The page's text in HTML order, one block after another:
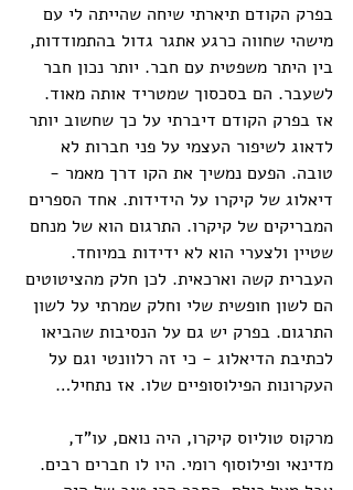
בפרק הקודם תיארתי שיחה שהייתה לי עם
מישהי שחווה כרגע אתגר גדול בהתמודדות,
בין היתר משפטית עם חבר. יותר נכון חבר
לשעבר. הם בסכסוך שמטריד אותה מאוד.
אז בפרק הקודם דיברתי על כך שחשוב יותר
לדאוג לשיפור העצמי על פני חברות לא
טובה. הפעם נמשיך את הקו דרך מאמר -
דיאלוג של קיקרו על הידידות. אחד הספרים
המבריקים של קיקרו. התרגום הוא של מנחם
שטיין ולצערי הוא לא ידידות במיוחד.
העברית קשה וארכאית. לכן חלק מהציטוטים
הם לשון חופשית שלי וחלק שמרתי על לשון
התרגום. בפרק יש גם על הנסיבות שהביאו
לכתיבת הדיאלוג - כי זה רלוונטי וגם על
העקרונות הפילוסופיים שלו. אז נתחיל…
מרקוס טוליוס קיקרו, היה נואם, עו"ד,
מדינאי ופילוסוף רומי. היו לו חברים רבים.